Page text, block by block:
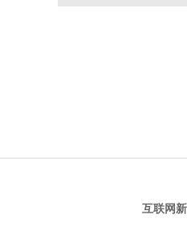
互联网